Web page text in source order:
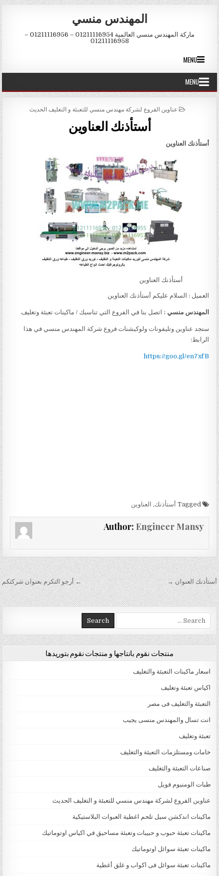
Skip to content
المهندس منسي
ماركة المهندس منسي العالمية 01211116954 – 01211116956 –
01211116958
MENU
MENU
POSTED IN
عناوين الفروع لشركة مهندس منسي للتعبئة و التغليف الحديث
أستأذنك العناوين
أستأذنك العناوين
أستأذنك العناوين
العميل : السلام عليكم أستأذنك العناوين
المهندس منسي : اتصل بنا في الفروع التي تناسبك / ماكينات تعبئة وتغليف
ستجد عناوين وتليفونات ولوكيشنات فروع شركة المهندس منسي في هذا
الرابط:
https://goo.gl/en7xfB
Tagged أستأذنك, العناوين
Author: Engineer Mansy
تصفّح المقالات ← أرجو التكرم بعنوان شركتكم أستأذنك العنوان →
Search for:
منتجات نقوم بانتاجها و منتجات نقوم بتوريدها
اسعار ماكينات التعبئة والتغليف
اكياس تعبئة وتغليف
التعبئة والتغليف فى مصر
انت تسال والمهندس منسى يجيب
تعبئة وتغليف
خامات ومستلزمات التعبئة والتغليف
صناعات التعبئة والتغليف
طبات الومنيوم فويل
عناوين الفروع لشركة مهندس منسي للتعبئة و التغليف الحديث
ماكينات اندكشن سيل تلحم اغطية العبوات البلاستيكية
ماكينات تعبئة حبوب و حبيبات وتعبئة مساحيق في اكياس اوتوماتيك
ماكينات تعبئة سوائل اوتوماتيك
ماكينات تعبئة سوائل فى اكواب و غلق أغطية